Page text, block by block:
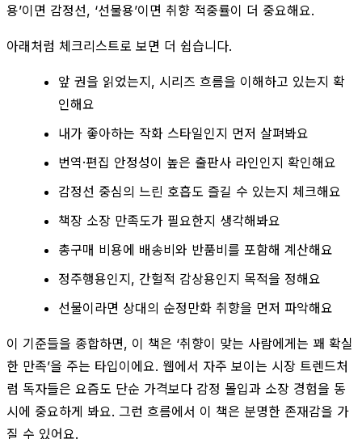
용’이면 감정선, ‘선물용’이면 취향 적중률이 더 중요해요.
아래처럼 체크리스트로 보면 더 쉽습니다.
앞 권을 읽었는지, 시리즈 흐름을 이해하고 있는지 확
인해요
내가 좋아하는 작화 스타일인지 먼저 살펴봐요
번역·편집 안정성이 높은 출판사 라인인지 확인해요
감정선 중심의 느린 호흡도 즐길 수 있는지 체크해요
책장 소장 만족도가 필요한지 생각해봐요
총구매 비용에 배송비와 반품비를 포함해 계산해요
정주행용인지, 간헐적 감상용인지 목적을 정해요
선물이라면 상대의 순정만화 취향을 먼저 파악해요
이 기준들을 종합하면, 이 책은 ‘취향이 맞는 사람에게는 꽤 확실
한 만족’을 주는 타입이에요. 웹에서 자주 보이는 시장 트렌드처
럼 독자들은 요즘도 단순 가격보다 감정 몰입과 소장 경험을 동
시에 중요하게 봐요. 그런 흐름에서 이 책은 분명한 존재감을 가
질 수 있어요.